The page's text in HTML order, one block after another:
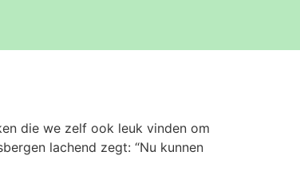
die we zelf ook leuk vinden om
lachend zegt: “Nu kunnen